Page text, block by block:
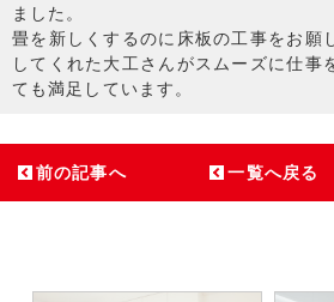
ました。
畳を新しくするのに床板の工事をお願
してくれた大工さんがスムーズに仕事
ても満足しています。
前の記事へ 一覧へ戻る